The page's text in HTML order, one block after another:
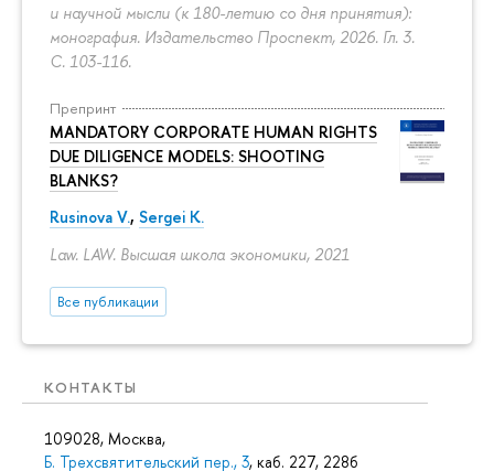
и научной мысли (к 180-летию со дня принятия):
монография. Издательство Проспект, 2026. Гл. 3.
С. 103-116.
Препринт
MANDATORY CORPORATE HUMAN RIGHTS
DUE DILIGENCE MODELS: SHOOTING
BLANKS?
Rusinova V., Sergei K.
Law. LAW. Высшая школа экономики, 2021
Все публикации
КОНТАКТЫ
109028, Москва,
Б. Трехсвятительский пер., 3, каб. 227, 228б